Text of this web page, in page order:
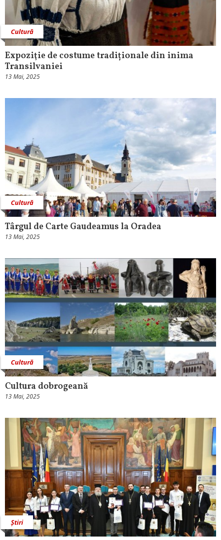
Cultură
Expoziţie de costume tradiționale din inima
Transilvaniei
13 Mai, 2025
Cultură
Târgul de Carte Gaudeamus la Oradea
13 Mai, 2025
Cultură
Cultura dobrogeană
13 Mai, 2025
Știri